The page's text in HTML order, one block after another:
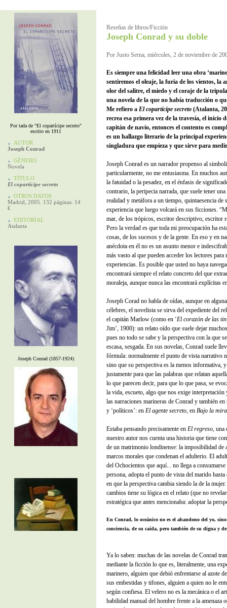
Por tada de "El copartícipe secreto"
escrito en 1911
AUTOR
Joseph Conrad
GÉNERO
Novela
TÍTULO
El copartícipe secreto
OTROS DATOS
Madrid, 2005. 132 páginas. 14
€
EDITORIAL
Atalanta
Joseph Conrad (1857-1924)
Reseñas de libros/Ficción
Joseph Conrad y su doble
Por Justo Serna, miércoles, 2 de noviembre de
Es siempre una felicidad leer una obra
sentiremos el oleaje, la furia de los vientos, la
olor del salitre, el miedo y el coraje de la
una novela de la que no había traducción o
Me refiero a El copartícipe secreto (Atalanta,
recrea esa primera vez de la travesía, el inicio
capitán de navío, entonces el contento es
es un hallazgo literario de la principal
singladura que empieza y que sirve para
Joseph Conrad es un narrador propenso al
particularmente, no me entusiasma. En muchos
la fatuidad o la pesadez, en el énfasis de
contrario, la peripecia narrada, que suele tener
realidad y metáfora a un tiempo, quintaesencia de
experiencia que luego volcará en sus ficciones.
mar, de los trópicos, escritor descriptivo, escritor
Pero la verdad es que toda mi preocupación ha
cosas, de los sucesos y de la gente. En eso y en
anécdota en él no es un asunto menor e
más vasto al que pueden acceder los lectores
experiencias. Es posible que usted no haya
encontrará siempre el relato concreto del que
moraleja, aunque nunca las encontrará explícitas
Joseph Corad no habla de oídas, aunque en
célebres, el novelista se sirva del expediente del
el capitán Marlow (como en ‘El corazón de las
Jim’, 1900): un relato oído que suele dejar
pues no todo se sabe y la perspectiva con la que
escasa, sesgada. En sus novelas, Conrad suele
fórmula: normalmente el punto de vista narrativo
sino que su perspectiva es la menos informativa,
justamente para que las palabras que relatan
lo que parecen decir, para que lo que pasa, se
la vida, escueto, algo que nos exige
las narraciones marineras de Conrad y también en
y ‘políticos’: en El agente secreto, en Bajo la
Estaba pensando precisamente en El regreso, una
nuestro autor nos cuenta una historia que tiene
de un matrimonio londinense: la imposibilidad de
marcos morales que condenan el adulterio. El
del Ochocientos que aquí... no llega a
persona, adopta el punto de vista del marido
en que la perspectiva cambia siendo la de la
cambios tiene su lógica en el relato (que no
estratégica que antes mencionaba: adoptar la
En Conrad, lo oceánico no es el abandono del yo,
conciencia, de su caída, pero también de su digna y
Ya lo saben: muchas de las novelas de Conrad
mediante la ficción lo que es, literalmente, una
marinero, alguien que debió enfrentarse al azote
sus embestidas y tifones, alguien a quien no le
según confiesa. El velero no es la mecánica o el
habilidad manual del hombre frente a la amenaza